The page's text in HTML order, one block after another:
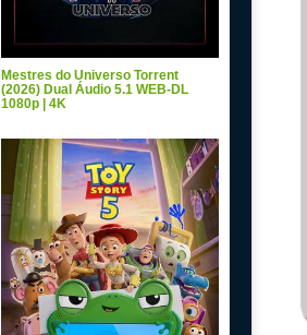
Mestres do Universo Torrent
(2026) Dual Áudio 5.1 WEB-DL
1080p | 4K